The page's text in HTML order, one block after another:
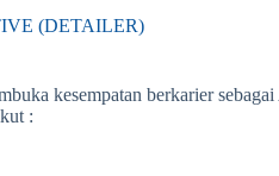
(DETAILER)
kesempatan berkarier
: